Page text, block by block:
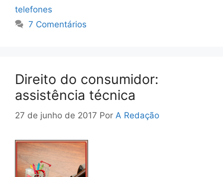
telefones
7 Comentários
Direito do consumidor:
assistência técnica
27 de junho de 2017 Por A Redação